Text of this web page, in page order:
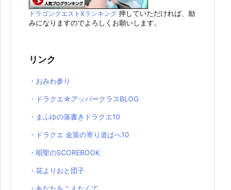
ドラゴンクエストXランキング 押していただければ、励
みになりますのでよろしくお願いします。
リンク
・おみわ参り
・ドラクエ☆アッパークラスBLOG
・まふゆの落書きドラクエ10
・ドラクエ 金策の寄り道ぱへ10
・唄聖のSCOREBOOK
・花よりおと団子
・あなたをこえたくて